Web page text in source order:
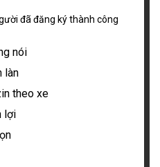
đã đăng ký thành công
nói
làn
theo xe
lợi